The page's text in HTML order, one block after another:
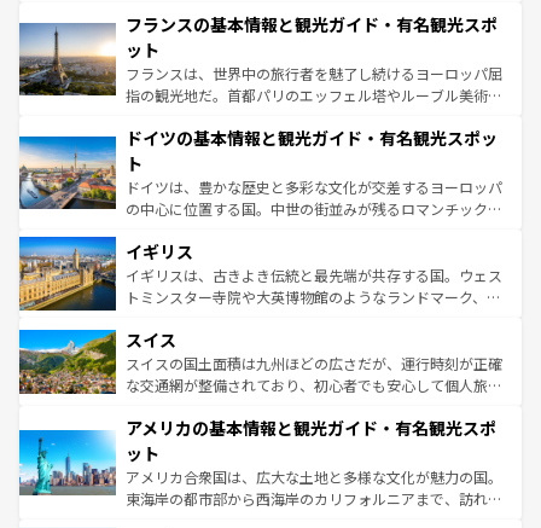
なお、新着のイタリア情報はコンテンツ一覧を参照してほ
しい。
文化が根付くこの国では、情熱的なフラメンコ、熱気あふ
れる闘牛、そして美味しいタパスが生活の一部となってい
る。首都マドリードの洗練された雰囲気や、バルセロナの
アートに溢れた街角から、地方では古代ローマ遺跡や中世
せる。地方によって風土や気候が異なるスペインはその個
ンテンツ一覧 を参照してほしい。
フランスの基本情報と観光ガイド・有名観光スポ
ット
フランスは、世界中の旅行者を魅了し続けるヨーロッパ屈
指の観光地だ。首都パリのエッフェル塔やルーブル美術館
で、幅広い魅力が詰まっている。華麗な宮殿、歴史的な大
聖堂、美しいビーチ、そして豊かな自然が、訪れる者を心
から魅了する。また、フランスは美食の国としても知ら
れ、フランス料理はユネスコ無形文化遺産にも登録されて
香り高いラベンダー畑など、多彩な楽しみ方が可能だ。さ
らに、パリ以外の地域にも魅力が溢れており、どの街角に
も豊かな歴史と文化が息づいている。パリ以外の個性あふ
を参照してほしい。
ドイツの基本情報と観光ガイド・有名観光スポッ
ト
ドイツは、豊かな歴史と多彩な文化が交差するヨーロッパ
の中心に位置する国。中世の街並みが残るロマンチック街
顔を持つこの国は、どこを歩いても飽きることがない。ベ
ルリンの文化的活気、バイエルン州のアルプスの絶景、そ
してライン川沿いのワイン畑といった風景は必見。ビール
は、お酒好きな人にはぜひ体験してほしい。 なお、新着の
ドイツ情報はコンテンツ一覧を参照してほしい。
イギリス
イギリスは、古きよき伝統と最先端が共存する国。ウェス
トミンスター寺院や大英博物館のようなランドマーク、歴
リアごとに異なる魅力がある。また、優雅なアフタヌーン
ティー、ビール好きにはたまらない英国パブ、サッカー観
戦など、本場だからこそできる体験も豊富。イギリスを旅
ンツ一覧を参照してほしい。
スイス
スイスの国土面積は九州ほどの広さだが、運行時刻が正確
な交通網が整備されており、初心者でも安心して個人旅行
の建物がそのまま残る町や、スイスならではのユニークな
博物館もあり、アルプス観光だけでなく町歩きも満喫する
ことができる。国民の所得が高いため物価も高いが、旅行
者向けの交通パス提供のサービスもあり、うまく活用すれ
アメリカの基本情報と観光ガイド・有名観光スポ
ット
アメリカ合衆国は、広大な土地と多様な文化が魅力の国。
東海岸の都市部から西海岸のカリフォルニアまで、訪れる